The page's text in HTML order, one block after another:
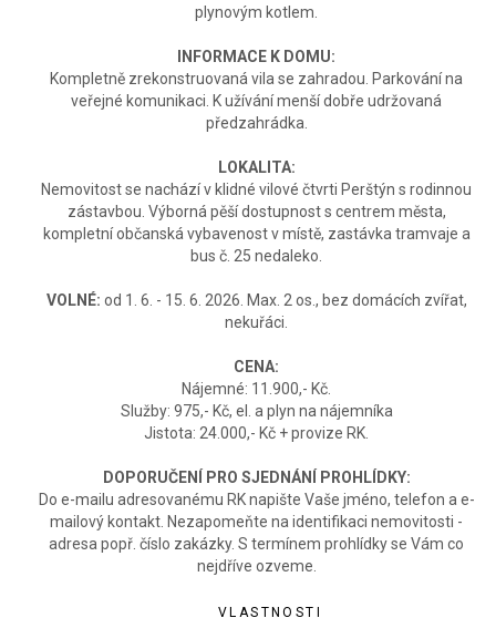
plynovým kotlem.
INFORMACE K DOMU:
Kompletně zrekonstruovaná vila se zahradou. Parkování na
veřejné komunikaci. K užívání menší dobře udržovaná
předzahrádka.
LOKALITA:
Nemovitost se nachází v klidné vilové čtvrti Perštýn s rodinnou
zástavbou. Výborná pěší dostupnost s centrem města,
kompletní občanská vybavenost v místě, zastávka tramvaje a
bus č. 25 nedaleko.
VOLNÉ: od 1. 6. - 15. 6. 2026. Max. 2 os., bez domácích zvířat,
nekuřáci.
CENA:
Nájemné: 11.900,- Kč.
Služby: 975,- Kč, el. a plyn na nájemníka
Jistota: 24.000,- Kč + provize RK.
DOPORUČENÍ PRO SJEDNÁNÍ PROHLÍDKY:
Do e-mailu adresovanému RK napište Vaše jméno, telefon a e-
mailový kontakt. Nezapomeňte na identifikaci nemovitosti -
adresa popř. číslo zakázky. S termínem prohlídky se Vám co
nejdříve ozveme.
VLASTNOSTI